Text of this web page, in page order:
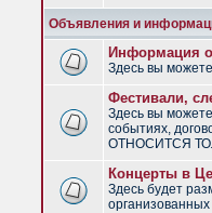
Объявления и
Информация
Здесь вы
Фестивали,
Здесь вы
событиях,
ОТНОСИТСЯ
Концерты в
Здесь будет